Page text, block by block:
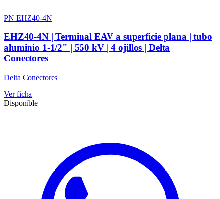
PN EHZ40-4N
EHZ40-4N | Terminal EAV a superficie plana | tubo
aluminio 1-1/2" | 550 kV | 4 ojillos | Delta
Conectores
Delta Conectores
Ver ficha
Disponible